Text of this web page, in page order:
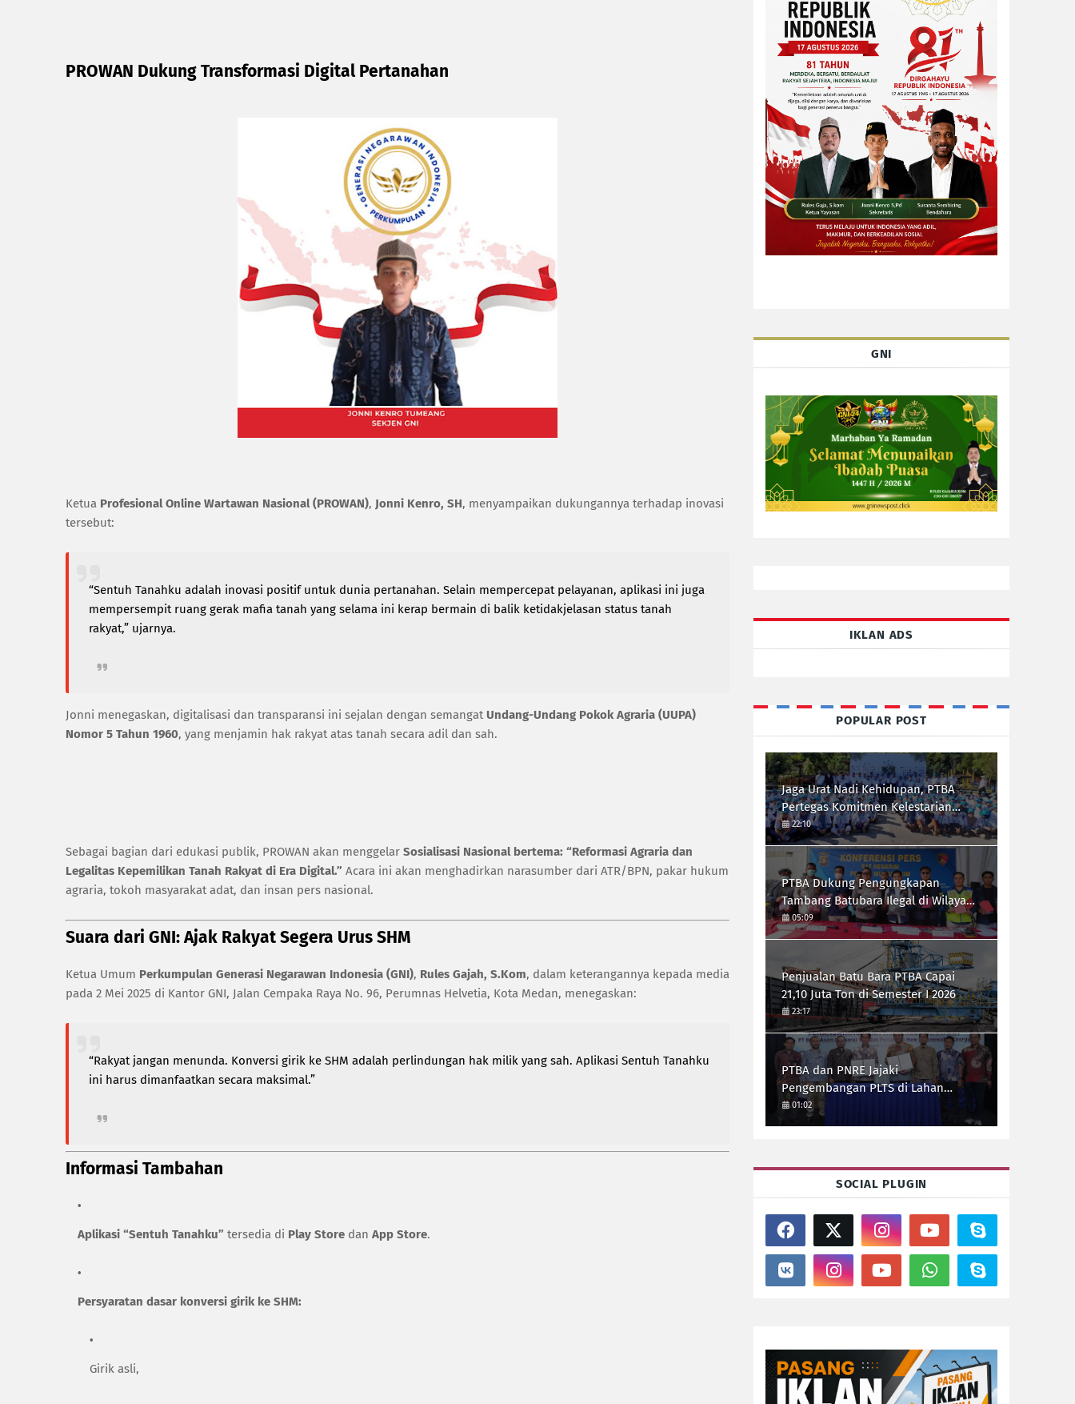
PROWAN Dukung Transformasi Digital Pertanahan
Ketua Profesional Online Wartawan Nasional (PROWAN), Jonni Kenro, SH, menyampaikan dukungannya terhadap inovasi
tersebut:
“Sentuh Tanahku adalah inovasi positif untuk dunia pertanahan. Selain mempercepat pelayanan, aplikasi ini juga
mempersempit ruang gerak mafia tanah yang selama ini kerap bermain di balik ketidakjelasan status tanah
rakyat,” ujarnya.
Jonni menegaskan, digitalisasi dan transparansi ini sejalan dengan semangatUndang-Undang Pokok Agraria (UUPA)
Nomor 5 Tahun 1960, yang menjamin hak rakyat atas tanah secara adil dan sah.
Sebagai bagian dari edukasi publik, PROWAN akan menggelar Sosialisasi Nasional bertema: “Reformasi Agraria dan
Legalitas Kepemilikan Tanah Rakyat di Era Digital.” Acara ini akan menghadirkan narasumber dari ATR/BPN, pakar hukum
agraria, tokoh masyarakat adat, dan insan pers nasional.
Suara dari GNI: Ajak Rakyat Segera Urus SHM
Ketua Umum Perkumpulan Generasi Negarawan Indonesia (GNI), Rules Gajah, S.Kom, dalam keterangannya kepada media
pada 2 Mei 2025 di Kantor GNI, Jalan Cempaka Raya No. 96, Perumnas Helvetia, Kota Medan, menegaskan:
“Rakyat jangan menunda. Konversi girik ke SHM adalah perlindungan hak milik yang sah. Aplikasi Sentuh Tanahku
ini harus dimanfaatkan secara maksimal.”
Informasi Tambahan
Aplikasi “Sentuh Tanahku” tersedia di Play Store dan App Store.
Persyaratan dasar konversi girik ke SHM:
Girik asli,
GNI
IKLAN ADS
POPULAR POST
Jaga Urat Nadi Kehidupan, PTBA
Pertegas Komitmen Kelestarian
Sungai dalam Konferensi Sungai
Indonesia 2026
22:10
PTBA Dukung Pengungkapan
Tambang Batubara Ilegal di Wilayah
IUP Perseroan
05:09
Penjualan Batu Bara PTBA Capai
21,10 Juta Ton di Semester I 2026
23:17
PTBA dan PNRE Jajaki
Pengembangan PLTS di Lahan
Pascatambang
01:02
SOCIAL PLUGIN